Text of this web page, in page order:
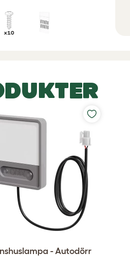
- Autodörr